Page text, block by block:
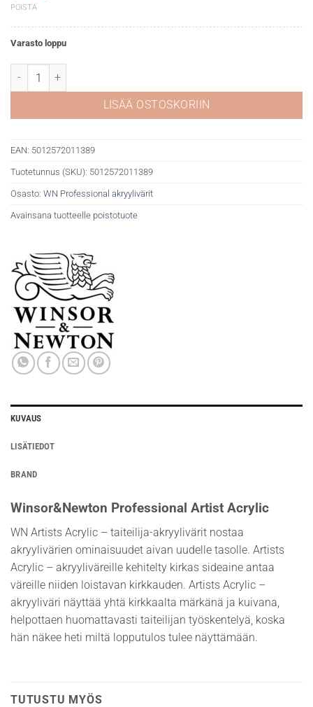
POISTA
Varasto loppu
WN Professional akryyli 502 Permanent rose määrä
LISÄÄ OSTOSKORIIN
EAN: 5012572011389
Tuotetunnus (SKU): 5012572011389
Osasto: WN Professional akryylivärit
Avainsana tuotteelle poistotuote
KUVAUS
LISÄTIEDOT
BRAND
Winsor&Newton Professional Artist Acrylic
WN Artists Acrylic – taiteilija-akryylivärit nostaa
akryylivärien ominaisuudet aivan uudelle tasolle. Artists
Acrylic – akryyliväreille kehitelty kirkas sideaine antaa
väreille niiden loistavan kirkkauden. Artists Acrylic –
akryyliväri näyttää yhtä kirkkaalta märkänä ja kuivana,
helpottaen huomattavasti taiteilijan työskentelyä, koska
hän näkee heti miltä lopputulos tulee näyttämään.
TUTUSTU MYÖS